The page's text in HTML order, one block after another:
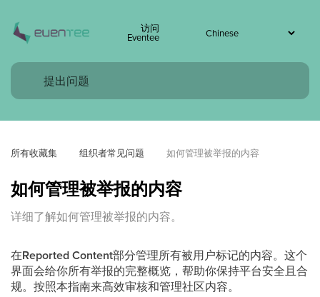
访问
Eventee
所有收藏集 组织者常见问题 如何管理被举报的内容
如何管理被举报的内容
详细了解如何管理被举报的内容。
在Reported Content部分管理所有被用户标记的内容。这个
界面会给你所有举报的完整概览，帮助你保持平台安全且合
规。按照本指南来高效审核和管理社区内容。